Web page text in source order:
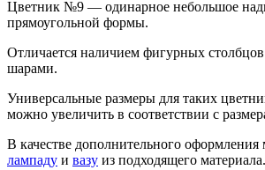
Цветник №9 — одинарное небольшое
прямоугольной формы.
Отличается наличием фигурных
шарами.
Универсальные размеры для таких
можно увеличить в соответствии с
В качестве дополнительного
лампаду и вазу из подходящего материала.